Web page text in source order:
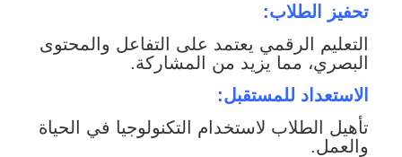
تحفيز الطلاب:
التعليم الرقمي يعتمد على التفاعل والمحتوى
البصري، مما يزيد من المشاركة.
الاستعداد للمستقبل:
تأهيل الطلاب لاستخدام التكنولوجيا في الحياة
والعمل.